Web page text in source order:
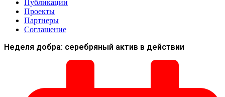
Публикации
Проекты
Партнеры
Соглашение
Неделя добра: серебряный актив в действии